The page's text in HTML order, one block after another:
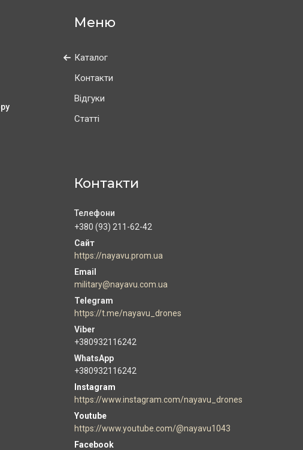
Каталог
Контакти
Відгуки
Статті
Контакти
+380 (93) 211-62-42
https://nayavu.prom.ua
military@nayavu.com.ua
https://t.me/nayavu_drones
+380932116242
+380932116242
Instagram
https://www.instagram.com/nayavu_drones
Youtube
https://www.youtube.com/@nayavu1043
Facebook